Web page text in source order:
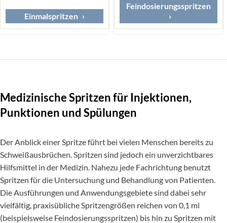
Einmalspritzen
Feindosierungsspritzen
Medizinische Spritzen für Injektionen,
Punktionen und Spülungen
Der Anblick einer Spritze führt bei vielen Menschen bereits zu
Schweißausbrüchen. Spritzen sind jedoch ein unverzichtbares
Hilfsmittel in der Medizin. Nahezu jede Fachrichtung benutzt
Spritzen für die Untersuchung und Behandlung von Patienten.
Die Ausführungen und Anwendungsgebiete sind dabei sehr
vielfältig, praxisübliche Spritzengrößen reichen von 0,1 ml
(beispielsweise Feindosierungsspritzen) bis hin zu Spritzen mit